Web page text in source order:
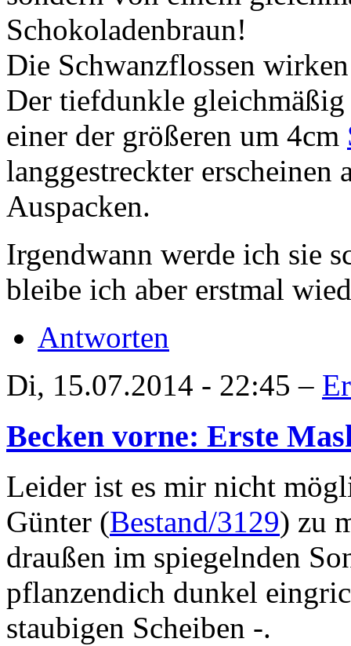
Schokoladenbraun!
Die Schwanzflossen
Der tiefdunkle gleichmäßig
einer der größeren um 4cm
langgestreckter erscheinen
Auspacken.
Irgendwann werde ich sie
bleibe ich aber erstmal
Antworten
Di, 15.07.2014 - 22:45 –
Becken vorne: Erste
Leider ist es mir nicht
Günter (Bestand/3129) zu
draußen im spiegelnden
pflanzendich dunkel
staubigen Scheiben -.